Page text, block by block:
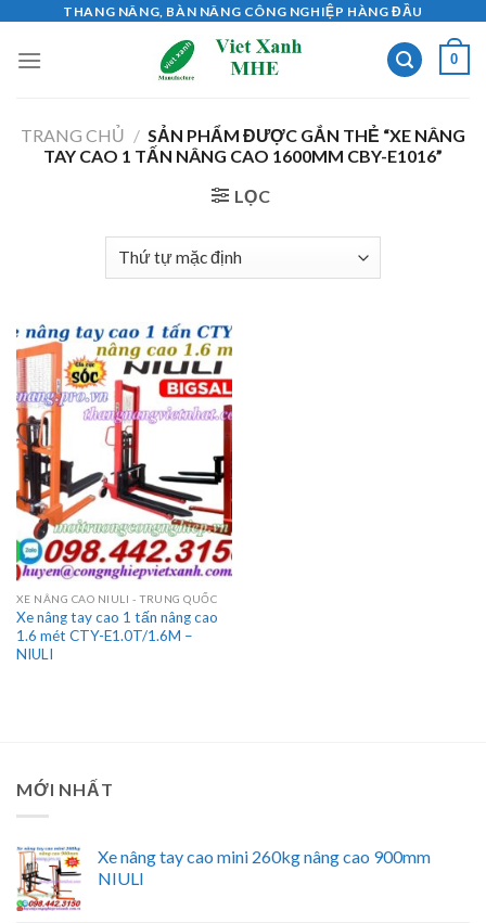
content
THANG NÂNG, BÀN NÂNG CÔNG NGHIỆP HÀNG ĐẦU
0
TRANG CHỦ / SẢN PHẨM ĐƯỢC GẮN THẺ “XE NÂNG
TAY CAO 1 TẤN NÂNG CAO 1600MM CBY-E1016”
LỌC
XE NÂNG CAO NIULI - TRUNG QUỐC
Xe nâng tay cao 1 tấn nâng cao
1.6 mét CTY-E1.0T/1.6M –
NIULI
MỚI NHẤT
Xe nâng tay cao mini 260kg nâng cao 900mm
NIULI